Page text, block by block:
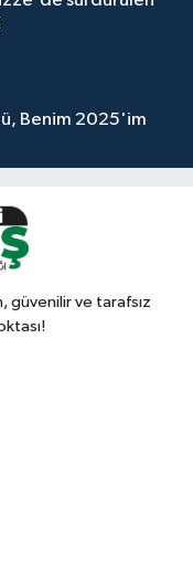
Benim 2025'im
güvenilir ve tarafsız